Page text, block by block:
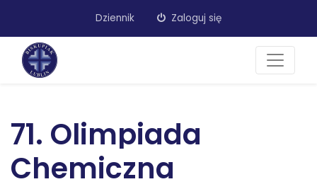
Dziennik Zaloguj się
71. Olimpiada
Chemiczna